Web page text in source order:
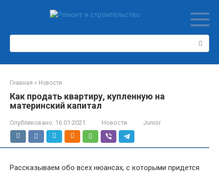
Поиск:
Главная » Новости
Как продать квартиру, купленную на
материнский капитал
Опубликовано: 16.01.2021 Новости Junior
Рассказываем обо всех нюансах, с которыми придется